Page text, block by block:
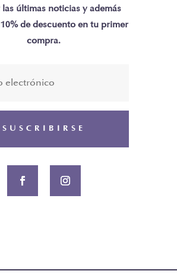
últimas noticias y además
de descuento en tu primer
compra.
SUSCRIBIRSE